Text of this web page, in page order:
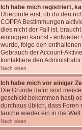
Ich habe mich registriert,
Überprüfe erst, ob du den
COPPA Bestimmungen
dies nicht der Fall ist,
einloggen kannst - entweder
wurde, folge den
Gebrauch der Account-
kontaktiere den Administrator.
Nach oben
Ich habe mich vor einiger
Die Gründe dafür sind
geschickt bekommen hast)
durchaus üblich, dass Foren
tauche wieder ein in die
Nach oben